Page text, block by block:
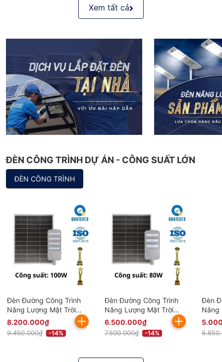
Xem tất cả
ĐÈN CÔNG TRÌNH DỰ ÁN - CÔNG SUẤT LỚN
ĐÈN CÔNG TRÌNH
Đèn Đường Công Trình
Năng Lượng Mặt Trời
100W BCDT9.100 Chống
Nước Bền Bỉ
8.200.000₫
9.450.000₫ -14%
Đèn Đường Công Trình
Năng Lượng Mặt Trời
80W BCDT9.80 Chống
Nước Bền Bỉ
6.500.000₫
7.500.000₫ -14%
Đèn
Năng
60W
Nước